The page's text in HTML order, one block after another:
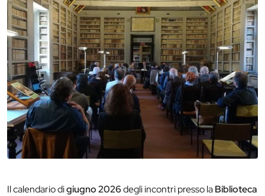
Il calendario digiugno 2026degli incontri presso laBiblioteca